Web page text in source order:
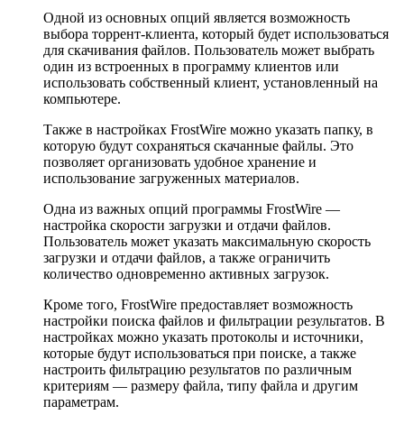
Одной из основных опций является возможность
выбора торрент-клиента, который будет использоваться
для скачивания файлов. Пользователь может выбрать
один из встроенных в программу клиентов или
использовать собственный клиент, установленный на
компьютере.
Также в настройках FrostWire можно указать папку, в
которую будут сохраняться скачанные файлы. Это
позволяет организовать удобное хранение и
использование загруженных материалов.
Одна из важных опций программы FrostWire —
настройка скорости загрузки и отдачи файлов.
Пользователь может указать максимальную скорость
загрузки и отдачи файлов, а также ограничить
количество одновременно активных загрузок.
Кроме того, FrostWire предоставляет возможность
настройки поиска файлов и фильтрации результатов. В
настройках можно указать протоколы и источники,
которые будут использоваться при поиске, а также
настроить фильтрацию результатов по различным
критериям — размеру файла, типу файла и другим
параметрам.